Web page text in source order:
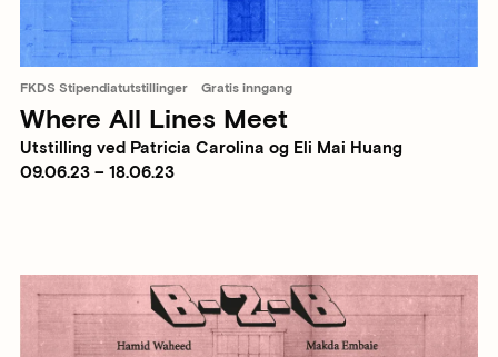
FKDS Stipendiatutstillinger Gratis inngang
Where All Lines Meet
Utstilling ved Patricia Carolina og Eli Mai Huang
09.06.23 – 18.06.23